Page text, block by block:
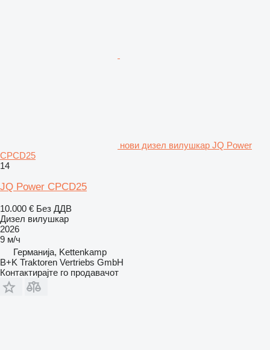
нови дизел вилушкар JQ Power
CPCD25
14
JQ Power CPCD25
10.000 € Без ДДВ
Дизел вилушкар
2026
9 м/ч
Германија, Kettenkamp
B+K Traktoren Vertriebs GmbH
Контактирајте го продавачот